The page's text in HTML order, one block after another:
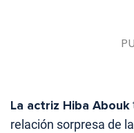
La actriz Hiba Abouk
relación sorpresa de